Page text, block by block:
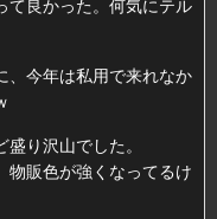
、今年は私用で来れなか
り沢山でした。
物販色が強くなってるけ